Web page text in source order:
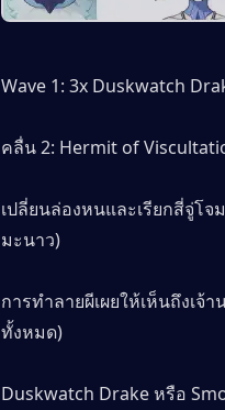
Wave 1: 3x Duskwatch
คลื่น 2: Hermit of
เปลี่ยนล่องหนและเรียกสี่จู่โ
มะนาว)
การทำลายผีเผยให้เห็นถึงเจ้
ทั้งหมด)
Duskwatch Drake หรือ